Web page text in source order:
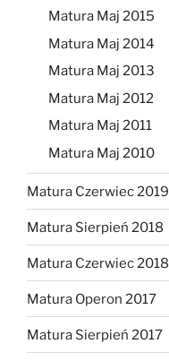
Matura Maj 2015
Matura Maj 2014
Matura Maj 2013
Matura Maj 2012
Matura Maj 2011
Matura Maj 2010
Matura Czerwiec 2019
Matura Sierpień 2018
Matura Czerwiec 2018
Matura Operon 2017
Matura Sierpień 2017